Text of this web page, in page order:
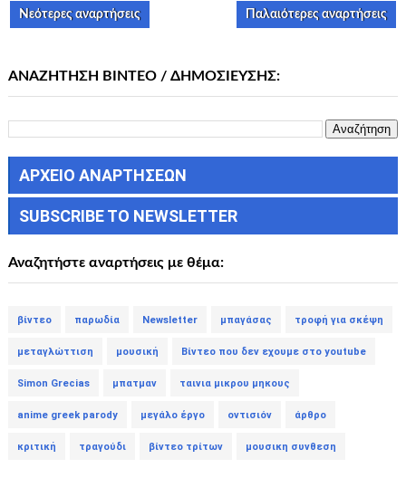
Νεότερες αναρτήσεις Παλαιότερες αναρτήσεις
ΑΝΑΖΗΤΗΣΗ ΒΙΝΤΕΟ / ΔΗΜΟΣΙΕΥΣΗΣ:
ΑΡΧΕΙΟ ΑΝΑΡΤΗΣΕΩΝ
SUBSCRIBE TO NEWSLETTER
Αναζητήστε αναρτήσεις με θέμα:
βίντεο παρωδία Newsletter μπαγάσας τροφή για σκέψη
μεταγλώττιση μουσική Βίντεο που δεν εχουμε στο youtube
Simon Grecias μπατμαν ταινια μικρου μηκους
anime greek parody μεγάλο έργο οντισιόν άρθρο
κριτική τραγούδι βίντεο τρίτων μουσικη συνθεση